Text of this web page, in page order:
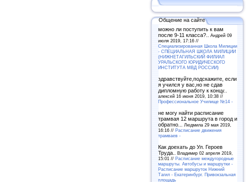
Общение на сайте
можно ли поступить к вам
после 9-11 класса?.. Андрей 09
июля 2019, 17:16 //
Специализированная Школа Милиции
- СПЕЦИАЛЬНАЯ ШКОЛА МИЛИЦИИ
(НИЖНЕТАГИЛЬСКИЙ ФИЛИАЛ
УРАЛЬСКОГО ЮРИДИЧЕСКОГО
ИНСТИТУТА МВД РОССИИ)
здравствуйте,подскажите, если
я учился у вас,но не сдав
дипломную работу к концу..
алексей 16 июня 2019, 10:38 //
Профессиональное Училище №14 -
не могу найти расписание
трамвая 12 маршрута в город и
обратно...
Людмила 29 мая 2019,
16:16 // Расписание движения
трамваев -
Как доехать до Ул. Героев
Труда.. Владимир 02 апреля 2019,
15:01 // Расписание междугородные
маршруты. Автобусы и маршрутки -
Расписание маршруток Нижний
Тагил - Екатеринбург. Привокзальная
площадь